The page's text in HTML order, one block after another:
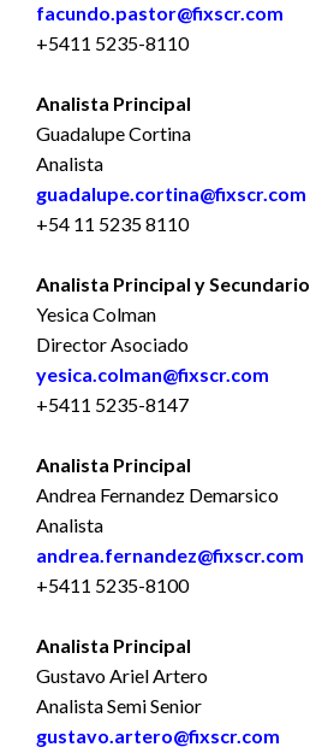
facundo.pastor@fixscr.com
+5411 5235-8110
Analista Principal
Guadalupe Cortina
Analista
guadalupe.cortina@fixscr.com
+54 11 5235 8110
Analista Principal y Secundario
Yesica Colman
Director Asociado
yesica.colman@fixscr.com
+5411 5235-8147
Analista Principal
Andrea Fernandez Demarsico
Analista
andrea.fernandez@fixscr.com
+5411 5235-8100
Analista Principal
Gustavo Ariel Artero
Analista Semi Senior
gustavo.artero@fixscr.com